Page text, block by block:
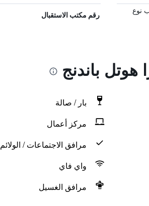
نوع
رقم مكتب الاستقبال
هوتل باندنج
بار / صالة
مركز أعمال
مرافق الاجتماعات / الولائم
واي فاي
مرافق الغسيل